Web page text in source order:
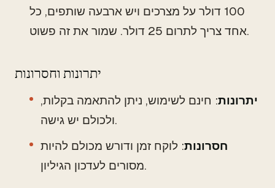
100 דולר על מצרכים ויש ארבעה שותפים, כל
אחד צריך לתרום 25 דולר. שמור את זה פשוט.
יתרונות וחסרונות
יתרונות: חינם לשימוש, ניתן להתאמה בקלות,
ולכולם יש גישה.
חסרונות: לוקח זמן ודורש מכולם להיות
מסורים לעדכון הגיליון.